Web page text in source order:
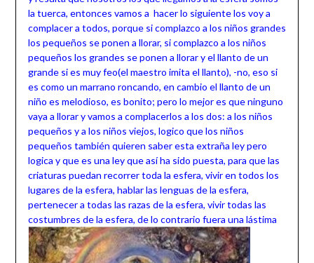
la tuerca, entonces vamos a hacer lo siguiente los voy a
complacer a todos, porque si complazco a los niños grandes
los pequeños se ponen a llorar, si complazco a los niños
pequeños los grandes se ponen a llorar y el llanto de un
grande si es muy feo(el maestro imita el llanto), -no, eso si
es como un marrano roncando, en cambio el llanto de un
niño es melodioso, es bonito; pero lo mejor es que ninguno
vaya a llorar y vamos a complacerlos a los dos: a los niños
pequeños y a los niños viejos, logico que los niños
pequeños también quieren saber esta extraña ley pero
logica y que es una ley que así ha sido puesta, para que las
criaturas puedan recorrer toda la esfera, vivir en todos los
lugares de la esfera, hablar las lenguas de la esfera,
pertenecer a todas las razas de la esfera, vivir todas las
costumbres de la esfera, de lo contrario fuera una lástima